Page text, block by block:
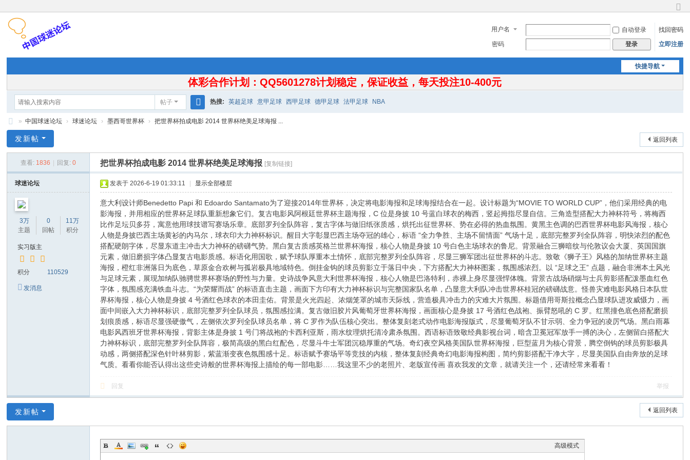
换
到
窄
用户名 自动登录
找回密码
密码
登录 立即注册
快捷导航
体彩合作计划：QQ5601278计划稳定，保证收益，每天投注10-400元
帖子
搜
热搜: 英超足球 意甲足球 西甲足球 德甲足球 法甲足球 NBA
国
迷
论
坛
» 中国球迷论坛 › 球迷论坛 › 墨西哥世界杯 › 把世界杯拍成电影 2014 世界杯绝美足球海报 ...
返回列表
发新帖
查看: 1836 回复: 0 把世界杯拍成电影 2014 世界杯绝美足球海报 [复制链接]
球迷论坛
3万
主题
0
回帖
11万
积分
实习版主
积分 110529
发消息
发表于 2026-6-19 01:33:11 显示全部楼层
意大利设计师Benedetto Papi 和 Edoardo Santamato为了迎接2014年世界杯，决定将电影海报和足球海报结合在一起。设计标题为“MOVIE TO WORLD CUP”，他们采用经典的电
影海报，并用相应的世界杯足球队重新想象它们。复古电影风阿根廷世界杯主题海报，C 位是身披 10 号蓝白球衣的梅西，竖起拇指尽显自信。三角造型搭配大力神杯符号，将梅西
比作足坛贝多芬，寓意他用球技谱写赛场乐章。底部罗列全队阵容，复古字体与做旧纸张质感，烘托出征世界杯、势在必得的热血氛围。黄黑主色调的巴西世界杯电影风海报，核心
人物是身披巴西主场黄衫的内马尔，球衣印大力神杯标识。醒目大字彰显巴西主场夺冠的雄心，标语 “全力争胜、主场不留情面” 气场十足，底部完整罗列全队阵容，明快浓烈的配色
搭配硬朗字体，尽显东道主冲击大力神杯的磅礴气势。黑白复古质感英格兰世界杯海报，核心人物是身披 10 号白色主场球衣的鲁尼。背景融合三狮暗纹与伦敦议会大厦、英国国旗
元素，做旧磨损字体凸显复古电影质感。标语化用国歌，赋予球队厚重本土情怀，底部完整罗列全队阵容，尽显三狮军团出征世界杯的斗志。致敬《狮子王》风格的加纳世界杯主题
海报，橙红非洲落日为底色，草原金合欢树与孤岩极具地域特色。倒挂金钩的球员剪影立于落日中央，下方搭配大力神杯图案，氛围感浓烈。以 “足球之王” 点题，融合非洲本土风光
与足球元素，展现加纳队驰骋世界杯赛场的野性与力量。史诗战争风意大利世界杯海报，核心人物是巴洛特利，赤裸上身尽显强悍体魄。背景古战场硝烟与士兵剪影搭配泼墨血红色
字体，氛围感充满铁血斗志。“为荣耀而战” 的标语直击主题，画面下方印有大力神杯标识与完整国家队名单，凸显意大利队冲击世界杯桂冠的磅礴战意。怪兽灾难电影风格日本队世
界杯海报，核心人物是身披 4 号酒红色球衣的本田圭佑。背景是火光四起、浓烟笼罩的城市天际线，营造极具冲击力的灾难大片氛围。标题借用哥斯拉概念凸显球队进攻威慑力，画
面中间嵌入大力神杯标识，底部完整罗列全队球员，氛围感拉满。复古做旧胶片风葡萄牙世界杯海报，画面核心是身披 17 号酒红色战袍、振臂怒吼的 C 罗。红黑撞色底色搭配磨损
划痕质感，标语尽显强硬傲气，左侧依次罗列全队球员名单，将 C 罗作为队伍核心突出。整体复刻老式动作电影海报版式，尽显葡萄牙队不甘示弱、全力争冠的凌厉气场。黑白雨幕
电影风西班牙世界杯海报，背影主体是身披 1 号门将战袍的卡西利亚斯，雨水纹理烘托清冷肃杀氛围。西语标语致敬经典影视台词，暗含卫冕冠军放手一搏的决心，左侧留白搭配大
力神杯标识，底部完整罗列全队阵容，极简高级的黑白红配色，尽显斗牛士军团沉稳厚重的气场。奇幻夜空风格美国队世界杯海报，巨型蓝月为核心背景，腾空倒钩的球员剪影极具
动感，两侧搭配深色针叶林剪影，紫蓝渐变夜色氛围感十足。标语赋予赛场平等竞技的内核，整体复刻经典奇幻电影海报构图，简约剪影搭配干净大字，尽显美国队自由奔放的足球
气质。看看你能否认得出这些史诗般的世界杯海报上描绘的每一部电影……我这里不少的老照片、老版宣传画 喜欢我发的文章，就请关注一个，还请经常来看看！
回复 举报
返回列表
发新帖
高级模式